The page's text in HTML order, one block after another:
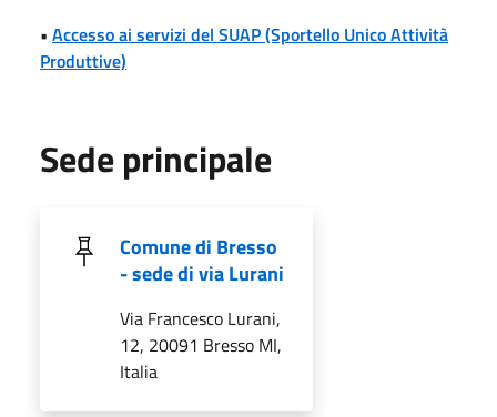
• Accesso ai servizi del SUAP (Sportello Unico Attività
Produttive)
Sede principale
Comune di Bresso
- sede di via Lurani
Via Francesco Lurani,
12, 20091 Bresso MI,
Italia